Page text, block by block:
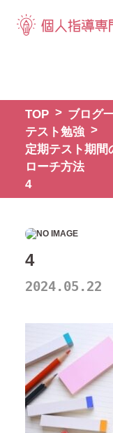
TOP ブログ
テスト勉強
定期テスト期間
ローチ方法
4
4
2024.05.22